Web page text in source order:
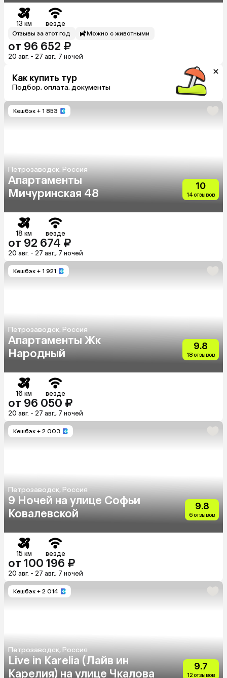
13 км везде
Отзывы за этот год Можно с животными
от 96 652 ₽
20 авг. - 27 авг., 7 ночей
Как купить тур
Подбор, оплата, документы
Кешбэк + 1 853
Петрозаводск, Россия
Апартаменты
Мичуринская 48
10
14 отзывов
18 км везде
от 92 674 ₽
20 авг. - 27 авг., 7 ночей
Кешбэк + 1 921
Петрозаводск, Россия
Апартаменты Жк
Народный
9.8
18 отзывов
16 км везде
от 96 050 ₽
20 авг. - 27 авг., 7 ночей
Кешбэк + 2 003
Петрозаводск, Россия
9 Ночей на улице Софьи
Ковалевской
9.8
6 отзывов
15 км везде
от 100 196 ₽
20 авг. - 27 авг., 7 ночей
Кешбэк + 2 014
Петрозаводск, Россия
Live in Karelia (Лайв ин
Карелия) на улице Чкалова
9.7
12 отзывов